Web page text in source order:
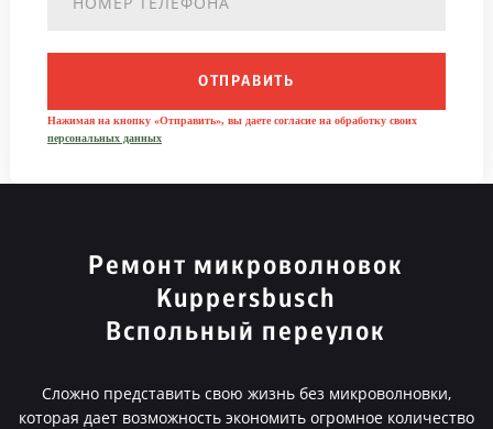
ОТПРАВИТЬ
Нажимая на кнопку «Отправить», вы даете согласие на обработку своих
персональных данных
Ремонт микроволновок
Kuppersbusch
Вспольный переулок
Сложно представить свою жизнь без микроволновки,
которая дает возможность экономить огромное количество